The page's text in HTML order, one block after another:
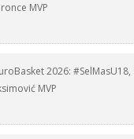
MVP
2026:
MVP